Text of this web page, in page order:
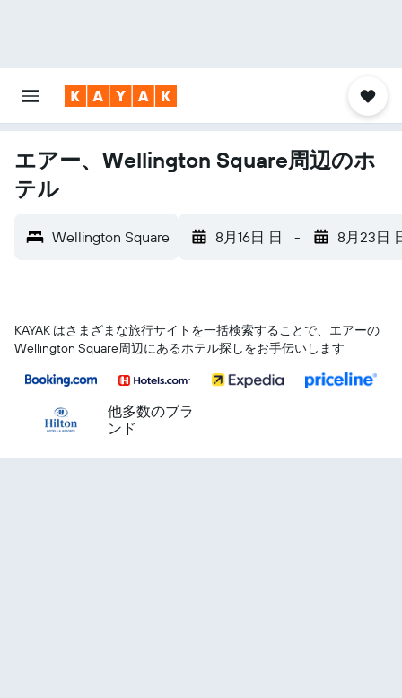
エアー、Wellington Square周辺のホ
テル
Wellington Square 8月16日 日 - 8月23日
KAYAK はさまざまな旅行サイトを一括検索することで、エアー​の
Wellington Square​周辺にあるホテル探しをお手伝いします
他多数のブラ
ンド